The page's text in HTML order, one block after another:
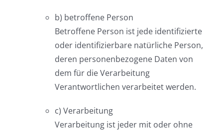
b) betroffene Person
Betroffene Person ist jede identifizierte
oder identifizierbare natürliche Person,
deren personenbezogene Daten von
dem für die Verarbeitung
Verantwortlichen verarbeitet werden.
c) Verarbeitung
Verarbeitung ist jeder mit oder ohne